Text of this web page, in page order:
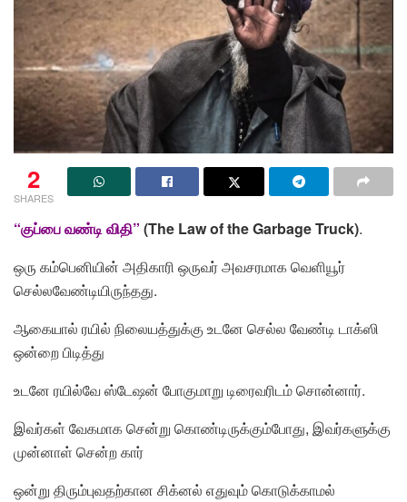
2
SHARES
“குப்பை வண்டி விதி” (The Law of the Garbage Truck).
ஒரு கம்பெனியின் அதிகாரி ஒருவர் அவசரமாக வெளியூர்
செல்லவேண்டியிருந்தது.
ஆகையால் ரயில் நிலையத்துக்கு உடனே செல்ல வேண்டி டாக்ஸி
ஒன்றை பிடித்து
உடனே ரயில்வே ஸ்டேஷன் போகுமாறு டிரைவரிடம் சொன்னார்.
இவர்கள் வேகமாக சென்று கொண்டிருக்கும்போது, இவர்களுக்கு
முன்னாள் சென்ற கார்
ஒன்று திரும்புவதற்கான சிக்னல் எதுவும் கொடுக்காமல்